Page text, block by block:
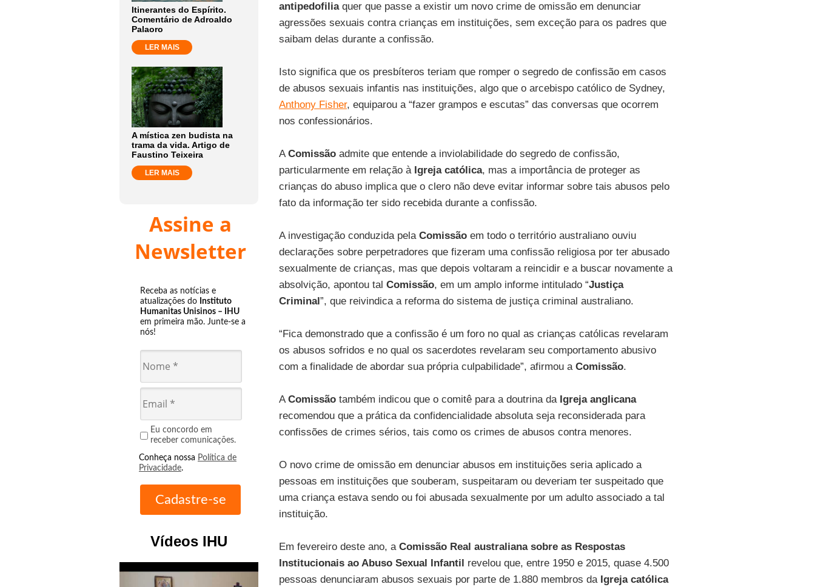
Itinerantes do Espírito.
Comentário de Adroaldo
Palaoro
LER MAIS
A mística zen budista na
trama da vida. Artigo de
Faustino Teixeira
LER MAIS
Assine a
Newsletter
Receba as notícias e
atualizações do Instituto
Humanitas Unisinos – IHU
em primeira mão. Junte-se a
nós!
Eu concordo em
receber comunicações.
Conheça nossa Política de
Privacidade.
Vídeos IHU
antipedofiliaquer que passe a existir um novo crime de omissão em denunciar
agressões sexuais contra crianças em instituições, sem exceção para os padres que
saibam delas durante a confissão.
Isto significa que os presbíteros teriam que romper o segredo de confissão em casos
de abusos sexuais infantis nas instituições, algo que o arcebispo católico de Sydney,
Anthony Fisher, equiparou a “fazer grampos e escutas” das conversas que ocorrem
nos confessionários.
AComissãoadmite que entende a inviolabilidade do segredo de confissão,
particularmente em relação à Igreja católica, mas a importância de proteger as
crianças do abuso implica que o clero não deve evitar informar sobre tais abusos pelo
fato da informação ter sido recebida durante a confissão.
A investigação conduzida pela Comissãoem todo o território australiano ouviu
declarações sobre perpetradores que fizeram uma confissão religiosa por ter abusado
sexualmente de crianças, mas que depois voltaram a reincidir e a buscar novamente a
absolvição, apontou tal Comissão, em um amplo informe intitulado “Justiça
Criminal”, que reivindica a reforma do sistema de justiça criminal australiano.
“Fica demonstrado que a confissão é um foro no qual as crianças católicas revelaram
os abusos sofridos e no qual os sacerdotes revelaram seu comportamento abusivo
com a finalidade de abordar sua própria culpabilidade”, afirmou a Comissão.
AComissãotambém indicou que o comitê para a doutrina da Igreja anglicana
recomendou que a prática da confidencialidade absoluta seja reconsiderada para
confissões de crimes sérios, tais como os crimes de abusos contra menores.
O novo crime de omissão em denunciar abusos em instituições seria aplicado a
pessoas em instituições que souberam, suspeitaram ou deveriam ter suspeitado que
uma criança estava sendo ou foi abusada sexualmente por um adulto associado a tal
instituição.
Em fevereiro deste ano, a Comissão Real australiana sobre as Respostas
Institucionais ao Abuso Sexual Infantil revelou que, entre 1950 e 2015, quase 4.500
pessoas denunciaram abusos sexuais por parte de 1.880 membros da Igreja católica